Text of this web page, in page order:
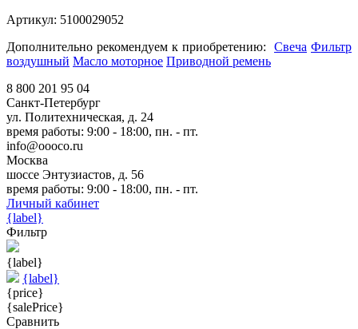
Артикул: 5100029052
Дополнительно рекомендуем к приобретению: Свеча Фильтр
воздушный Масло моторное Приводной ремень
8 800 201 95 04
Санкт-Петербург
ул. Политехническая, д. 24
время работы: 9:00 - 18:00, пн. - пт.
info@oooco.ru
Москва
шоссе Энтузиастов, д. 56
время работы: 9:00 - 18:00, пн. - пт.
Личный кабинет
{label}
Фильтр
{label}
{label}
{price}
{salePrice}
Сравнить